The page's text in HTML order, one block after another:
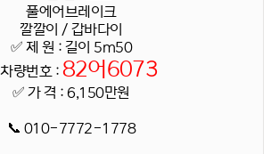
풀에어브레이크
깔깔이 / 갑바다이
✅ 제 원 : 길이 5m50
차량번호 : 82어6073
✅가 격 : 6,150만원
📞 010-7772-1778